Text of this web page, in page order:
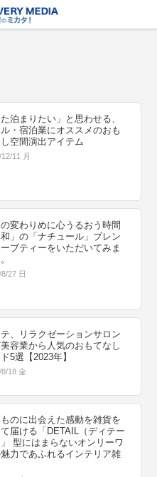
た泊まりたい」と思わせる、
・宿泊業にオススメのおも
空間演出アイテム
11 月
変わりめに心うるおう時間
和」の「ナチュール」ブレン
ーブティーをいただいてみま
27 日
、リラクゼーションサロン
容業から人気のおもてなし
5選【2023年】
18 金
のに出会えた感動を雑貨を
届ける「DETAIL（ディテー
型にはまらないオンリーワ
力であふれるインテリア雑